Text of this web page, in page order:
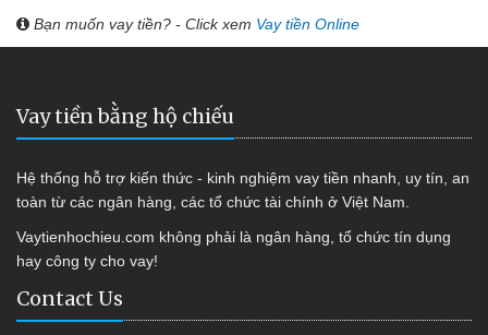
Bạn muốn vay tiền? - Click xem Vay tiền Online
Vay tiền bằng hộ chiếu
Hệ thống hỗ trợ kiến thức - kinh nghiệm vay tiền nhanh, uy tín, an
toàn từ các ngân hàng, các tổ chức tài chính ở Việt Nam.
Vaytienhochieu.com không phải là ngân hàng, tổ chức tín dụng
hay công ty cho vay!
Contact Us